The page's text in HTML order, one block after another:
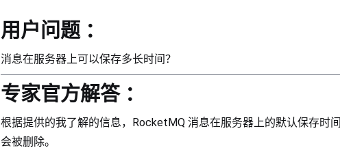
用户问题 ：
消息在服务器上可以保存多长时间？
专家官方解答 ：
根据提供的我了解的信息，RocketMQ 消息在服务器上的默认保存时
会被删除。